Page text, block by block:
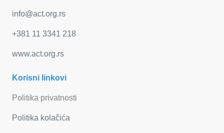
info@act.org.rs
+381 11 3341 218
www.act.org.rs
Korisni linkovi
Politika privatnosti
Politika kolačića